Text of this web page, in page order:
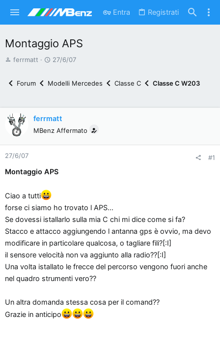
Entra Registrati
Montaggio APS
A
d
i
s
c
i
o
n
e
ferrmatt
D
t
n
i
i
27/6/07
Forum Modelli Mercedes Classe C Classe C W203
ferrmatt
MBenz Affermato
27/6/07 #1
Montaggio APS
Ciao a tutti
forse ci siamo ho trovato l APS...
Se dovessi istallarlo sulla mia C chi mi dice come si fa?
Stacco e attacco aggiungendo l antanna gps è ovvio, ma devo
modificare in particolare qualcosa, o tagliare fili?[:I]
il sensore velocità non va aggiunto alla radio??[:I]
Una volta istallato le frecce del percorso vengono fuori anche
nel quadro strumenti vero??
Un altra domanda stessa cosa per il comand??
Grazie in anticipo